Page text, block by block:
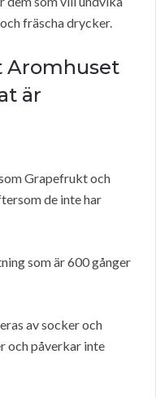
fräscha drycker.
Aromhuset
är
Grapefrukt och
de inte har
som är 600 gånger
av socker och
och påverkar inte